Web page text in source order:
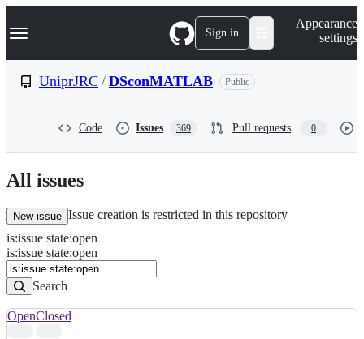
k
p
n
t
Navigation Menu Sign in
Appearance
settings
UniprJRC / DSconMATLAB Public
Code Issues 369 Pull requests 0
All issues
New issue Issue creation is restricted in this repository
Issues
Search
Issues
is:issue state:open
is:issue state:open
Search
OpenClosed